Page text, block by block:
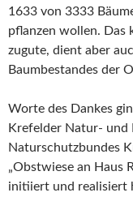
1633 von 3333
pflanzen wollen. Das
zugute, dient aber
Baumbestandes der
Worte des Dankes
Krefelder Natur- und
Naturschutzbundes
„Obstwiese an Haus
initiiert und realisiert